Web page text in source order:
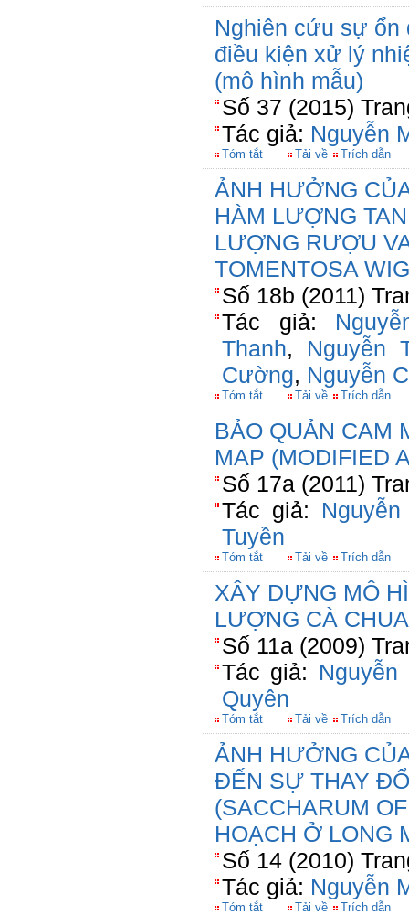
Nghiên cứu sự ổn
điều kiện xử lý
(mô hình mẫu)
Số 37 (2015)
Tác giả: Nguyễn
Tóm tắt Tải về Trích dẫn
ẢNH HƯỞNG
HÀM LƯỢNG
LƯỢNG RƯỢU
TOMENTOSA
Số 18b (2011)
Tác giả:
Thanh, Nguyễn
Cường, Nguyễn
Tóm tắt Tải về Trích dẫn
BẢO QUẢN CAM
MAP (MODIFIED
Số 17a (2011)
Tác giả:
Tuyền
Tóm tắt Tải về Trích dẫn
XÂY DỰNG MÔ
LƯỢNG CÀ
Số 11a (2009)
Tác giả: Nguyễn
Quyên
Tóm tắt Tải về Trích dẫn
ẢNH HƯỞNG
ĐẾN SỰ THAY
(SACCHARUM
HOẠCH Ở LONG
Số 14 (2010)
Tác giả: Nguyễn
Tóm tắt Tải về Trích dẫn